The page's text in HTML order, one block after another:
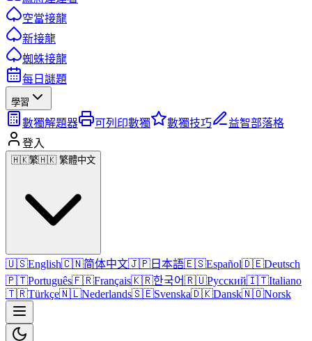
空當接龍
新接龍
蜘蛛接龍
每日謎題
學習
數獨解題器 可列印數獨 數獨技巧
益智部落格
登入
🇭🇰繁🇭🇰 繁體中文
🇺🇸English🇨🇳简体中文🇯🇵 日本語🇪🇸Español🇩🇪Deutsch
🇵🇹Português🇫🇷Français🇰🇷한국어🇷🇺Русский🇮🇹Italiano
🇹🇷Türkçe🇳🇱Nederlands🇸🇪Svenska🇩🇰Dansk🇳🇴Norsk